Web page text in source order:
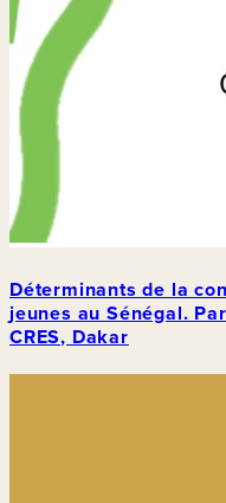
Déterminants de la
jeunes au Sénégal.
CRES, Dakar